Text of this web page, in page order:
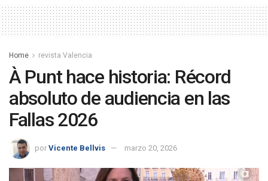
Home revista Valencia
À Punt hace historia: Récord
absoluto de audiencia en las
Fallas 2026
por Vicente Bellvis marzo 20, 2026